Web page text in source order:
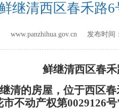
继清西区春禾路
www.panzhihua.gov.cn 发布时间
鲜继清西区春
清的房屋，位于西区
市不动产权第